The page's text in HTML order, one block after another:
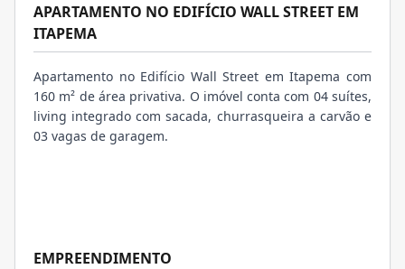
APARTAMENTO NO EDIFÍCIO WALL STREET EM
ITAPEMA
Apartamento no Edifício Wall Street em Itapema com
160 m² de área privativa. O imóvel conta com 04 suítes,
living integrado com sacada, churrasqueira a carvão e
03 vagas de garagem.
EMPREENDIMENTO